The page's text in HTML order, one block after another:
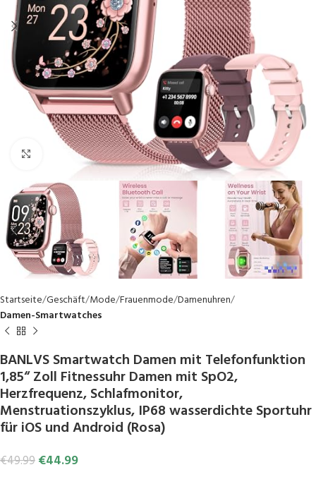
Click to enlarge
Startseite Geschäft Mode Frauenmode Damenuhren
Damen-Smartwatches
BANLVS Smartwatch Damen mit Telefonfunktion
1,85“ Zoll Fitnessuhr Damen mit SpO2,
Herzfrequenz, Schlafmonitor,
Menstruationszyklus, IP68 wasserdichte Sportuhr
für iOS und Android (Rosa)
€49.99€44.99